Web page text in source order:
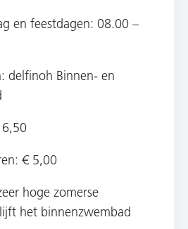
en feestdagen: 08.00 –
delfinoh Binnen- en
6,50
€ 5,00
hoge zomerse
het binnenzwembad